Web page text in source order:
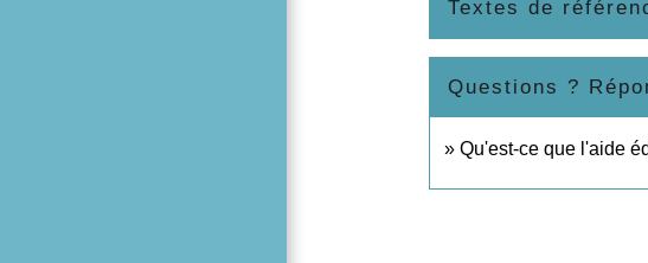
Textes de
Questions ?
Qu'est-ce que l'aide